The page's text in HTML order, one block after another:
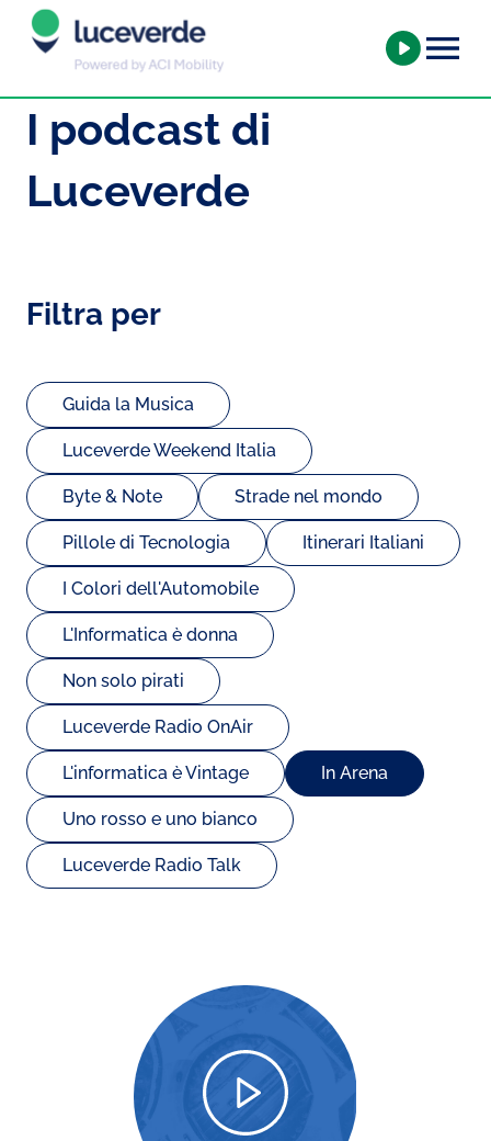
I podcast di
Luceverde
Filtra per
Guida la Musica
Luceverde Weekend Italia
Byte & Note Strade nel mondo
Pillole di Tecnologia Itinerari Italiani
I Colori dell'Automobile
L'Informatica è donna
Non solo pirati
Luceverde Radio OnAir
L'informatica è Vintage In Arena
Uno rosso e uno bianco
Luceverde Radio Talk